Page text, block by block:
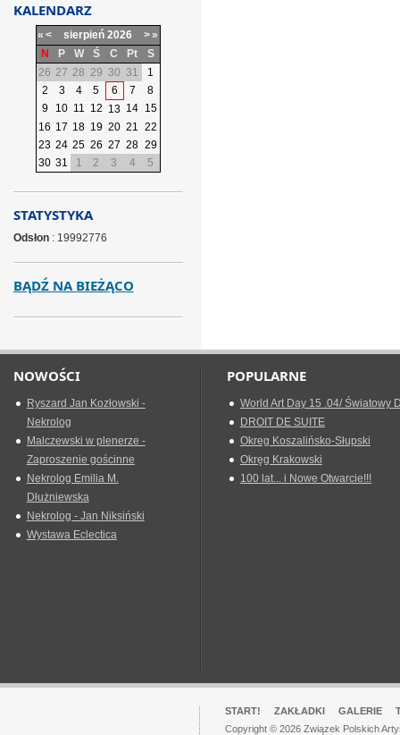
KALENDARZ
« < sierpień 2026 >»
N
P W Ś C Pt
S
26 27 28 29 30 31
1
2
3 4 5 6 7
8
9
10 11 12 13 14 15
16 17 18 19 20 21 22
23 24 25 26 27 28 29
30 31 1 2 3 4 5
STATYSTYKA
Odsłon: 19992776
BĄDŹ NA BIEŻĄCO
NOWOŚCI
Ryszard Jan Kozłowski -
Nekrolog
Malczewski w plenerze -
Zaproszenie gościnne
Nekrolog Emilia M.
Dłużniewska
Nekrolog - Jan Niksiński
Wystawa Eclectica
POPULARNE
World Art Day 15 .04/ Światowy
DROIT DE SUITE
Okreg Koszalińsko-Słupski
Okręg Krakowski
100 lat... i Nowe Otwarcie!!!
START! ZAKŁADKI GALERIE
Copyright © 2026 Związek Polskich